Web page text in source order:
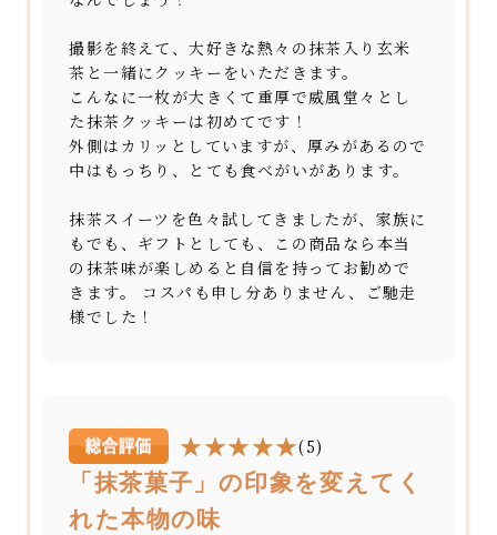
撮影を終えて、大好きな熱々の抹茶入り玄米
茶と一緒にクッキーをいただきます。
こんなに一枚が大きくて重厚で威風堂々とし
た抹茶クッキーは初めてです！
外側はカリッとしていますが、厚みがあるので
中はもっちり、とても食べがいがあります。
抹茶スイーツを色々試してきましたが、家族に
もでも、ギフトとしても、この商品なら本当
の抹茶味が楽しめると自信を持ってお勧めで
きます。 コスパも申し分ありません、ご馳走
様でした！
「抹茶菓子」の印象を変えてく
れた本物の味
(5)